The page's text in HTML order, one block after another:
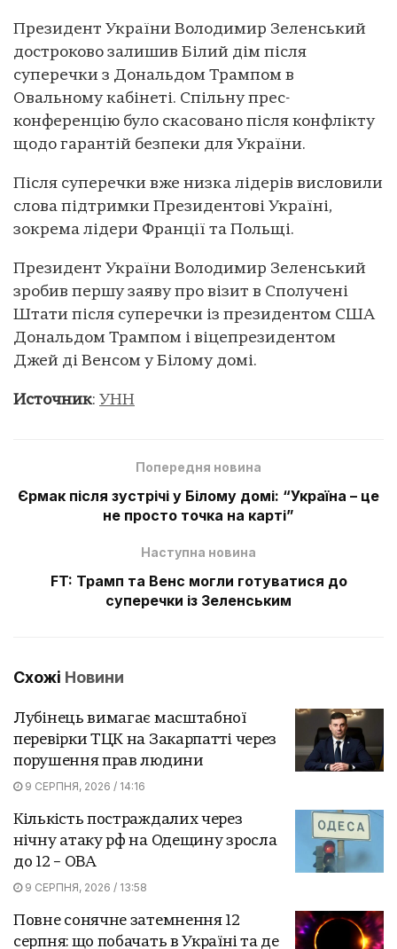
Президент України Володимир Зеленський
достроково залишив Білий дім після
суперечки з Дональдом Трампом в
Овальному кабінеті. Спільну прес-
конференцію було скасовано після конфлікту
щодо гарантій безпеки для України.
Після суперечки вже низка лідерів висловили
слова підтримки Президентові Україні,
зокрема лідери Франції та Польщі.
Президент України Володимир Зеленський
зробив першу заяву про візит в Сполучені
Штати після суперечки із президентом США
Дональдом Трампом і віцепрезидентом
Джей ді Венсом у Білому домі.
Источник: УНН
Попередня новина
Єрмак після зустрічі у Білому домі: “Україна – це
не просто точка на карті”
Наступна новина
FT: Трамп та Венс могли готуватися до
суперечки із Зеленським
Схожі Новини
Лубінець вимагає масштабної
перевірки ТЦК на Закарпатті через
порушення прав людини
9 СЕРПНЯ, 2026 / 14:16
Кількість постраждалих через
нічну атаку рф на Одещину зросла
до 12 – ОВА
9 СЕРПНЯ, 2026 / 13:58
Повне сонячне затемнення 12
серпня: що побачать в Україні та де